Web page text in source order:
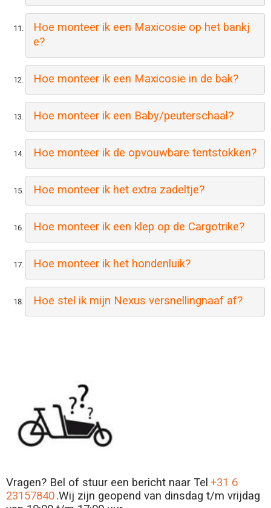
Hoe monteer ik een Maxicosie op het bankj
e?
Hoe monteer ik een Maxicosie in de bak?
Hoe monteer ik een Baby/peuterschaal?
Hoe monteer ik de opvouwbare tentstokken?
Hoe monteer ik het extra zadeltje?
Hoe monteer ik een klep op de Cargotrike?
Hoe monteer ik het hondenluik?
Hoe stel ik mijn Nexus versnellingnaaf af?
Vragen? Bel of stuur een bericht naar Tel +31 6
23157840.Wij zijn geopend van dinsdag t/m vrijdag